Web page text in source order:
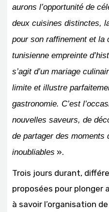
aurons l’opportunité de
deux cuisines distinctes,
pour son raffinement et la
tunisienne empreinte
s’agit d’un mariage
limite et illustre
gastronomie. C’est
nouvelles saveurs, de
de partager des moments
inoubliables ».
Trois jours durant,
proposées pour plonger
à savoir l’organisation